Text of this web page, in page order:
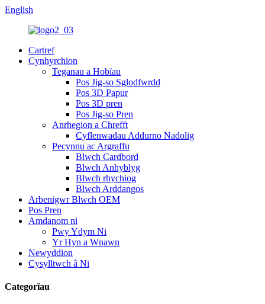
English
Cartref
Cynhyrchion
Teganau a Hobïau
Pos Jig-so Sglodfwrdd
Pos 3D Papur
Pos 3D pren
Pos Jig-so Pren
Anrhegion a Chrefft
Cyflenwadau Addurno Nadolig
Pecynnu ac Argraffu
Blwch Cardbord
Blwch Anhyblyg
Blwch rhychiog
Blwch Arddangos
Arbenigwr Blwch OEM
Pos Pren
Amdanom ni
Pwy Ydym Ni
Yr Hyn a Wnawn
Newyddion
Cysylltwch â Ni
Categorïau